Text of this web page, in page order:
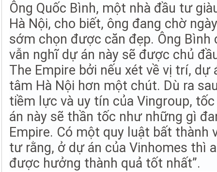
Ông Quốc Bình, một nhà đầu tư
Hà Nội, cho biết, ông đang chờ
sớm chọn được căn đẹp. Ông Bình
vẫn nghĩ dự án này sẽ được chủ
The Empire bởi nếu xét về vị trí, dự
tâm Hà Nội hơn một chút. Dù ra
tiềm lực và uy tín của Vingroup,
án này sẽ thần tốc như những gì
Empire. Có một quy luật bất thành
tư rằng, ở dự án của Vinhomes thì
được hưởng thành quả tốt nhất”.